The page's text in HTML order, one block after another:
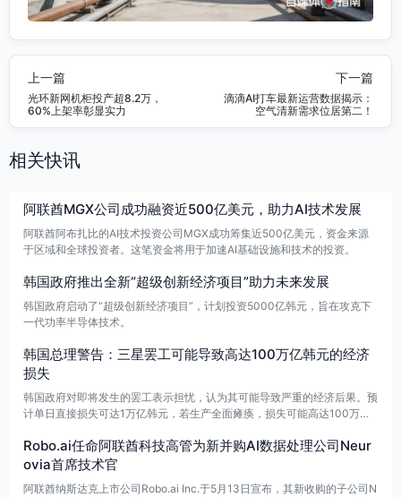
上一篇
光环新网机柜投产超8.2万，
60%上架率彰显实力
下一篇
滴滴AI打车最新运营数据揭示：
空气清新需求位居第二！
相关快讯
阿联酋MGX公司成功融资近500亿美元，助力AI技术发展
阿联酋阿布扎比的AI技术投资公司MGX成功筹集近500亿美元，资金来源
于区域和全球投资者。这笔资金将用于加速AI基础设施和技术的投资。
韩国政府推出全新“超级创新经济项目”助力未来发展
韩国政府启动了“超级创新经济项目”，计划投资5000亿韩元，旨在攻克下
一代功率半导体技术。
韩国总理警告：三星罢工可能导致高达100万亿韩元的经济
损失
韩国政府对即将发生的罢工表示担忧，认为其可能导致严重的经济后果。预
计单日直接损失可达1万亿韩元，若生产全面瘫痪，损失可能高达100万亿
措施，包括行使紧急调整权。5月17日，韩国总理金民锡在首尔发表紧急讲
话，强调当前三星电子劳资局势的重要性，并与多位部长共同出席。若大规
Robo.ai任命阿联酋科技高管为新并购AI数据处理公司Neur
ovia首席技术官
阿联酋纳斯达克上市公司Robo.ai Inc.于5月13日宣布，其新收购的子公司N